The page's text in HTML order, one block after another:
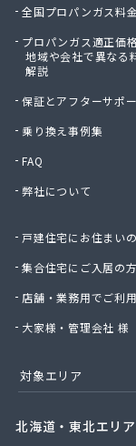
西島燃料店
西部ガスエネ
川口ガス設備
早川俊春商店
村上プロパン店
太陽ガス株式会
大幸プロパン株
大鵬ホーム産業
大牟田ガスエ
大和プロパン
第一マルヰガス
中曽根プロパ
天明プロパン工
全国プロパンガス料
プロパンガス適正価
地域や会社で異なる
解説
保証とアフターサポ
乗り換え事例集
FAQ
弊社について
戸建住宅にお住まい
集合住宅にご入居の方
店舗・業務用でご利
大家様・管理会社 様
対象エリア
北海道・東北エリア